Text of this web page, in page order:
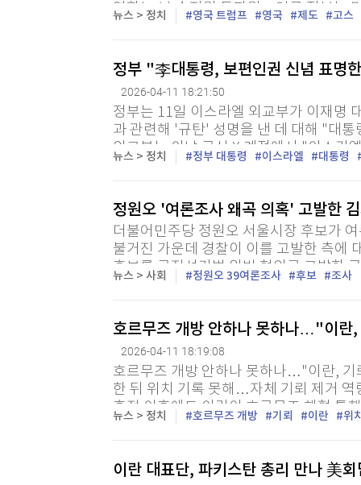
연합뉴스) 송진원 특파원 = 영국 정부는
양 차고스 제도를 모리셔스에 반환하는
뉴스 > 정치 영국 트럼프 영국 제도 고스
정부 "李대통령, 보편인권 신념 표명
2026-04-11 18:21:50
정부는 11일 이스라엘 외교부가 이재명
과 관련해 '규탄' 성명을 낸 데 대해 "대
외교부는 이날 공식 X 계정에서 "이스라
의견이 아닌 보편적 인권에 대한 신념을
뉴스 > 정치 정부 대통령 이스라엘 대통령
정원오 '여론조사 왜곡 의혹' 고발한
더불어민주당 정원오 서울시장 후보가
불거진 가운데 경찰이 이를 고발한 측에
후보를 공직선거법 위반 혐의로 고발한
조사했다고 서울 성동경찰서가 밝혔다.
뉴스 > 사회 정원오 39여론조사 후보 조사
호르무즈 개방 안하나 못하나…"이란
2026-04-11 18:19:08
호르무즈 개방 안하나 못하나…"이란, 기
한 뒤 위치 기록 못해…자체 기뢰 제거
휴전 이후에도 이란이 호르무즈 해협 통
라 기뢰의 위치를 모르기 때문일 수도 있
뉴스 > 정치 호르무즈 개방 기뢰 이란 위
이란 대표단, 파키스탄 총리 만나 美